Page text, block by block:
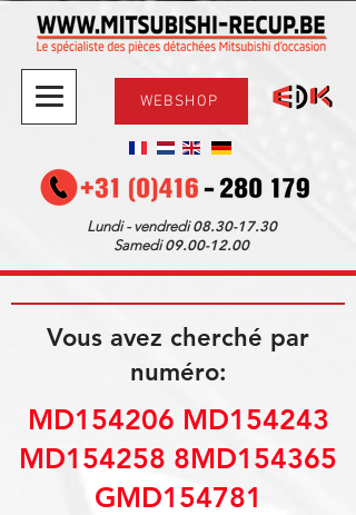
WEBSHOP
Lundi - vendredi08.30-17.30
Samedi09.00-12.00
Vous avez cherché par
numéro:
MD154206 MD154243
MD154258 8MD154365
GMD154781